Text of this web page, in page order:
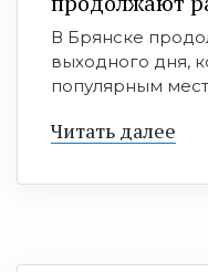
В Брянске
выходного дня,
популярным
Читать далее